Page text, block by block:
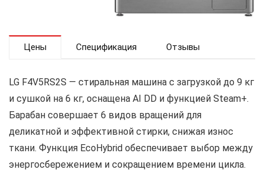
Цены Спецификация Отзывы
LG F4V5RS2S — стиральная машина с загрузкой до 9 кг
и сушкой на 6 кг, оснащена AI DD и функцией Steam+.
Барабан совершает 6 видов вращений для
деликатной и эффективной стирки, снижая износ
ткани. Функция EcoHybrid обеспечивает выбор между
энергосбережением и сокращением времени цикла.